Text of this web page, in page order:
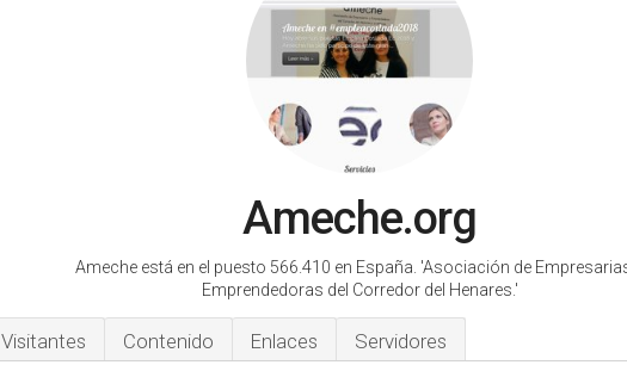
Ameche.org
Ameche está en el puesto 566.410 en España. 'Asociación de
Emprendedoras del Corredor del Henares.'
Visitantes Contenido Enlaces Servidores